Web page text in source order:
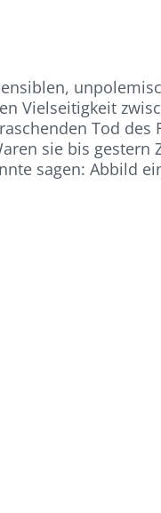
Vielseitigkeit
Tod des
sie bis gestern
sagen: Abbild